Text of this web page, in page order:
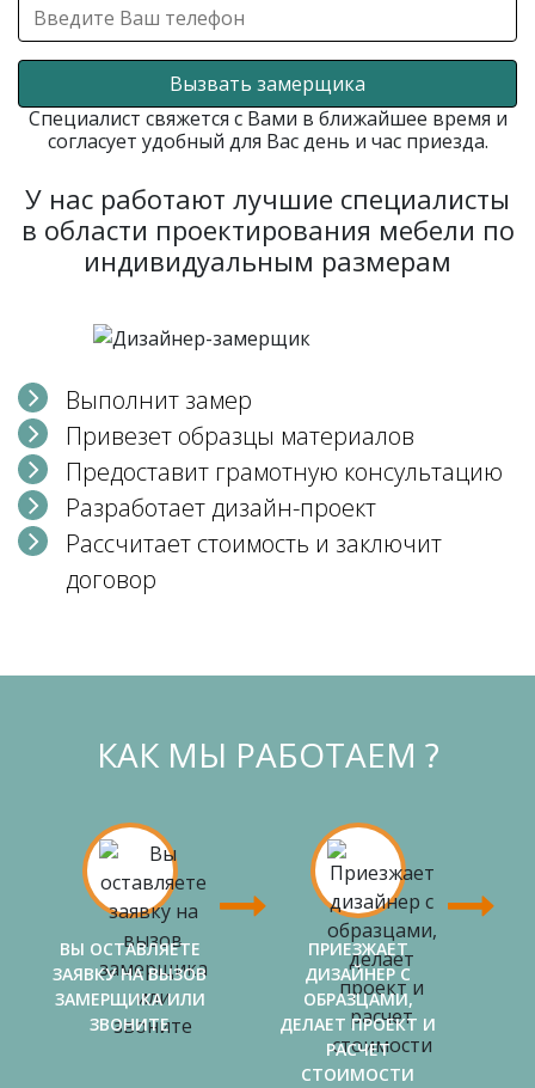
Вызвать замерщика
Специалист свяжется с Вами в ближайшее время и
согласует удобный для Вас день и час приезда.
У нас работают лучшие специалисты
в области проектирования мебели по
индивидуальным размерам
Выполнит замер
Привезет образцы материалов
Предоставит грамотную консультацию
Разработает дизайн-проект
Рассчитает стоимость и заключит
договор
КАК МЫ РАБОТАЕМ ?
ВЫ ОСТАВЛЯЕТЕ
ЗАЯВКУ НА ВЫЗОВ
ЗАМЕРЩИКА ИЛИ
ЗВОНИТЕ
ПРИЕЗЖАЕТ
ДИЗАЙНЕР С
ОБРАЗЦАМИ,
ДЕЛАЕТ ПРОЕКТ И
РАСЧЕТ
СТОИМОСТИ